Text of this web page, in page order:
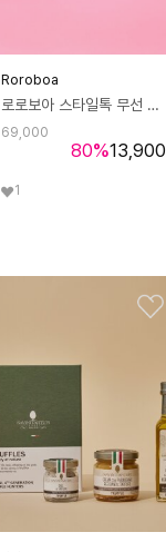
Roroboa
로로보아 스타일톡 무선 브러쉬 헤어 스타일러
80%
69,000
13,900
1